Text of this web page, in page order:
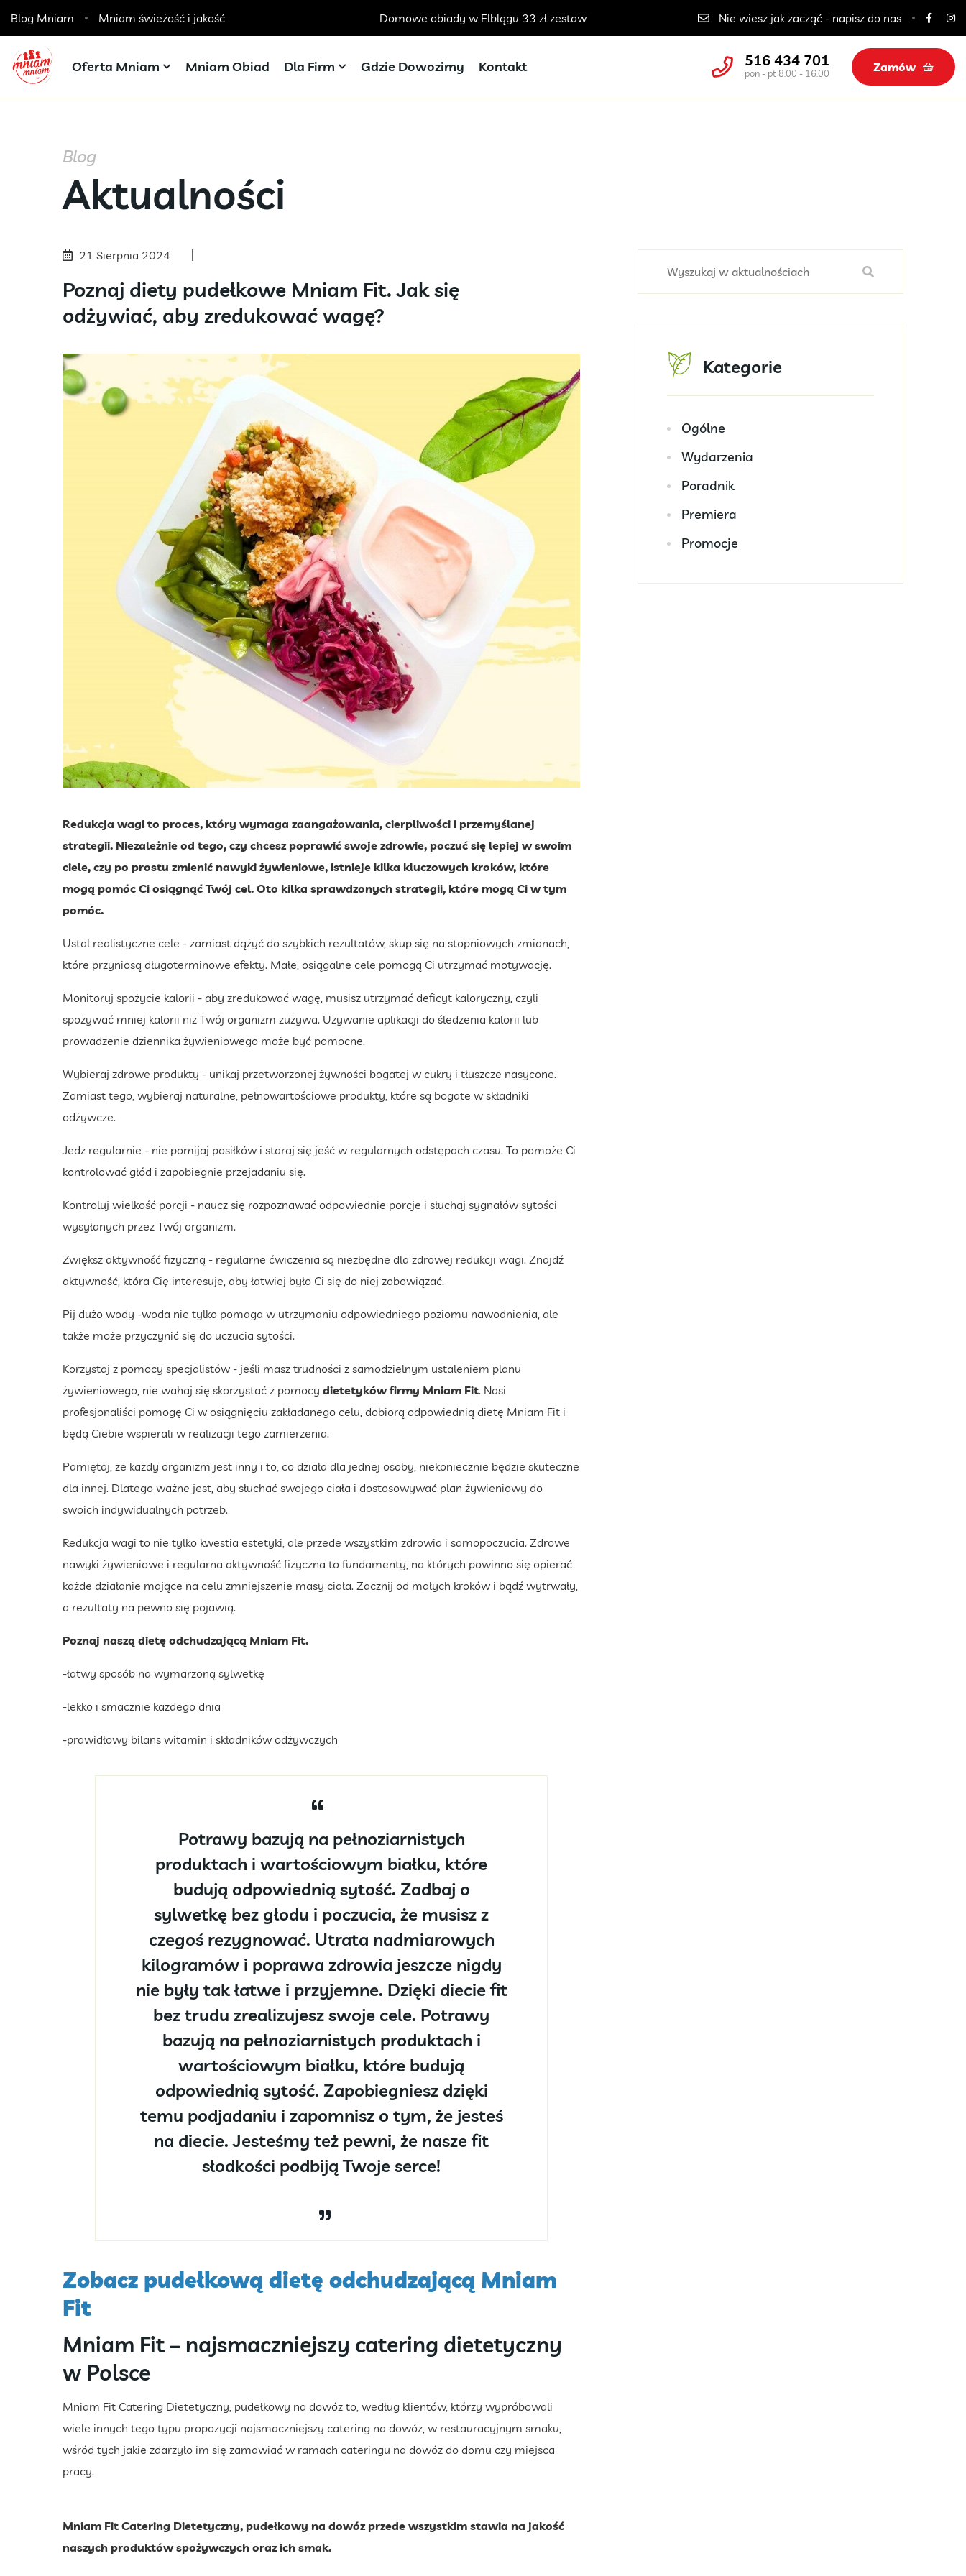
Blog Mniam Mniam świeżość i jakość
Catering dla szkół, przedszkoli i żłobków Domowe obiady w Elblągu 33 zł zestaw Catering dla szkół, przedszkoli i żłobków
Nie wiesz jak zacząć - napisz do nas
Oferta Mniam Mniam Obiad Dla Firm Gdzie Dowozimy Kontakt 516 434 701
pon - pt 8:00 - 16:00 Zamów
Blog
Aktualności
21 Sierpnia 2024
Poznaj diety pudełkowe Mniam Fit. Jak się
odżywiać, aby zredukować wagę?
Redukcja wagi to proces, który wymaga zaangażowania, cierpliwości i przemyślanej
strategii. Niezależnie od tego, czy chcesz poprawić swoje zdrowie, poczuć się lepiej w swoim
ciele, czy po prostu zmienić nawyki żywieniowe, istnieje kilka kluczowych kroków, które
mogą pomóc Ci osiągnąć Twój cel. Oto kilka sprawdzonych strategii, które mogą Ci w tym
pomóc.
Ustal realistyczne cele - zamiast dążyć do szybkich rezultatów, skup się na stopniowych zmianach,
które przyniosą długoterminowe efekty. Małe, osiągalne cele pomogą Ci utrzymać motywację.
Monitoruj spożycie kalorii - aby zredukować wagę, musisz utrzymać deficyt kaloryczny, czyli
spożywać mniej kalorii niż Twój organizm zużywa. Używanie aplikacji do śledzenia kalorii lub
prowadzenie dziennika żywieniowego może być pomocne.
Wybieraj zdrowe produkty - unikaj przetworzonej żywności bogatej w cukry i tłuszcze nasycone.
Zamiast tego, wybieraj naturalne, pełnowartościowe produkty, które są bogate w składniki
odżywcze.
Jedz regularnie - nie pomijaj posiłków i staraj się jeść w regularnych odstępach czasu. To pomoże Ci
kontrolować głód i zapobiegnie przejadaniu się.
Kontroluj wielkość porcji - naucz się rozpoznawać odpowiednie porcje i słuchaj sygnałów sytości
wysyłanych przez Twój organizm.
Zwiększ aktywność fizyczną - regularne ćwiczenia są niezbędne dla zdrowej redukcji wagi. Znajdź
aktywność, która Cię interesuje, aby łatwiej było Ci się do niej zobowiązać.
Pij dużo wody -woda nie tylko pomaga w utrzymaniu odpowiedniego poziomu nawodnienia, ale
także może przyczynić się do uczucia sytości.
Korzystaj z pomocy specjalistów - jeśli masz trudności z samodzielnym ustaleniem planu
żywieniowego, nie wahaj się skorzystać z pomocy dietetyków firmy Mniam Fit. Nasi
profesjonaliści pomogę Ci w osiągnięciu zakładanego celu, dobiorą odpowiednią dietę Mniam Fit i
będą Ciebie wspierali w realizacji tego zamierzenia.
Pamiętaj, że każdy organizm jest inny i to, co działa dla jednej osoby, niekoniecznie będzie skuteczne
dla innej. Dlatego ważne jest, aby słuchać swojego ciała i dostosowywać plan żywieniowy do
swoich indywidualnych potrzeb.
Redukcja wagi to nie tylko kwestia estetyki, ale przede wszystkim zdrowia i samopoczucia. Zdrowe
nawyki żywieniowe i regularna aktywność fizyczna to fundamenty, na których powinno się opierać
każde działanie mające na celu zmniejszenie masy ciała. Zacznij od małych kroków i bądź wytrwały,
a rezultaty na pewno się pojawią.
Poznaj naszą dietę odchudzającą Mniam Fit.
-łatwy sposób na wymarzoną sylwetkę
-lekko i smacznie każdego dnia
-prawidłowy bilans witamin i składników odżywczych
Potrawy bazują na pełnoziarnistych
produktach i wartościowym białku, które
budują odpowiednią sytość. Zadbaj o
sylwetkę bez głodu i poczucia, że musisz z
czegoś rezygnować. Utrata nadmiarowych
kilogramów i poprawa zdrowia jeszcze nigdy
nie były tak łatwe i przyjemne. Dzięki diecie fit
bez trudu zrealizujesz swoje cele. Potrawy
bazują na pełnoziarnistych produktach i
wartościowym białku, które budują
odpowiednią sytość. Zapobiegniesz dzięki
temu podjadaniu i zapomnisz o tym, że jesteś
na diecie. Jesteśmy też pewni, że nasze fit
słodkości podbiją Twoje serce!
Zobacz pudełkową dietę odchudzającą Mniam
Fit
Mniam Fit – najsmaczniejszy catering dietetyczny
w Polsce
Mniam Fit Catering Dietetyczny, pudełkowy na dowóz to, według klientów, którzy wypróbowali
wiele innych tego typu propozycji najsmaczniejszy catering na dowóz, w restauracyjnym smaku,
wśród tych jakie zdarzyło im się zamawiać w ramach cateringu na dowóz do domu czy miejsca
pracy.
Mniam Fit Catering Dietetyczny, pudełkowy na dowóz przede wszystkim stawia na jakość
naszych produktów spożywczych oraz ich smak.
Kategorie
Ogólne
Wydarzenia
Poradnik
Premiera
Promocje